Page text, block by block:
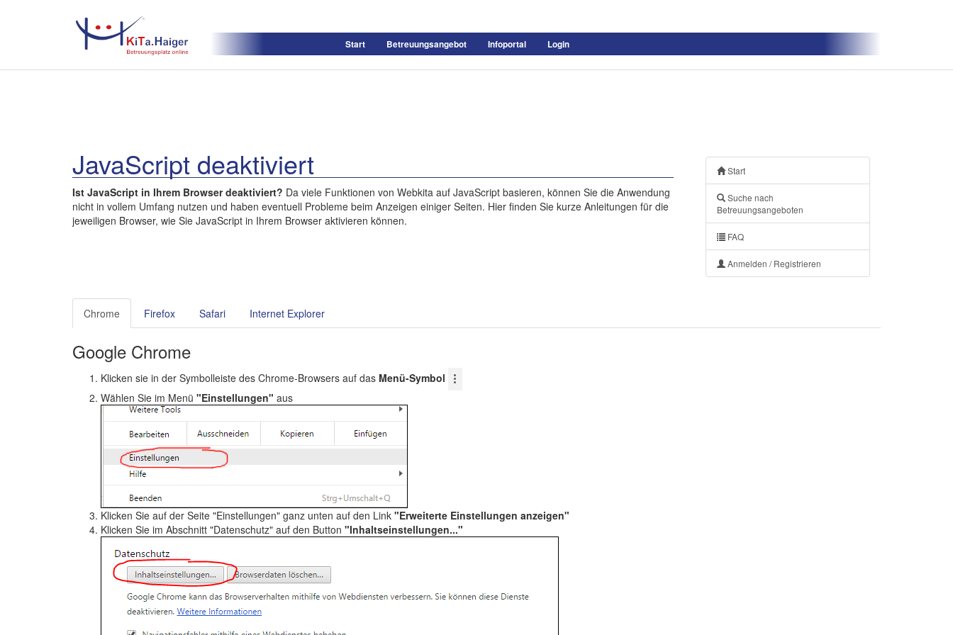
Start Betreuungsangebot Infoportal Login
JavaScript deaktiviert
Ist JavaScript in Ihrem Browser deaktiviert? Da viele Funktionen von Webkita auf JavaScript basieren, können Sie die Anwendung
nicht in vollem Umfang nutzen und haben eventuell Probleme beim Anzeigen einiger Seiten. Hier finden Sie kurze Anleitungen für die
jeweiligen Browser, wie Sie JavaScript in Ihrem Browser aktivieren können.
Start
Suche nach
Betreuungsangeboten
FAQ
Anmelden / Registrieren
Chrome Firefox Safari Internet Explorer
Google Chrome
Klicken sie in der Symbolleiste des Chrome-Browsers auf das Menü-Symbol
Wählen Sie im Menü "Einstellungen" aus
Klicken Sie auf der Seite "Einstellungen" ganz unten auf den Link "Erweiterte Einstellungen anzeigen"
Klicken Sie im Abschnitt "Datenschutz" auf den Button "Inhaltseinstellungen..."